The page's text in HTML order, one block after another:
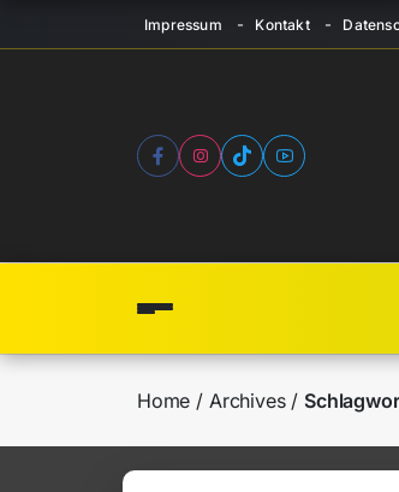
Impressum Kontakt
Home Archives